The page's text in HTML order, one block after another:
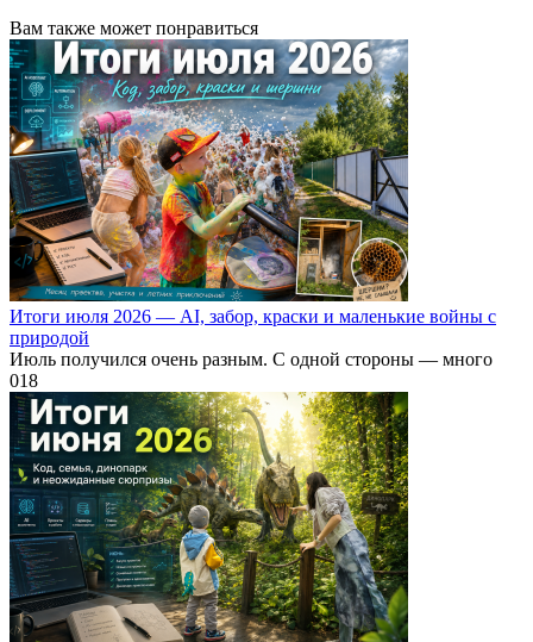
Вам также может понравиться
Итоги июля 2026 — AI, забор, краски и маленькие войны с
природой
Июль получился очень разным. С одной стороны — много
018